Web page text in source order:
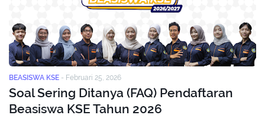
BEASISWA KSE - Februari 25, 2026
Soal Sering Ditanya (FAQ) Pendaftaran
Beasiswa KSE Tahun 2026